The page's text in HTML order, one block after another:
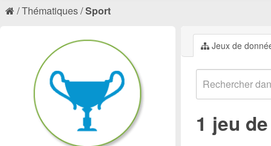
Thématiques Sport
Jeux de
1 jeu